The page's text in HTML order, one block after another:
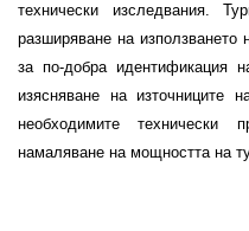
технически изследвания.
разширяване на използването
за по-добра идентификация
изясняване на източниците
необходимите технически
намаляване на мощността на